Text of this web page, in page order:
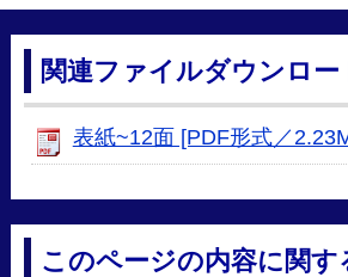
関連ファイルダウンロー
表紙~12面 [PDF形式／
このページの内容に関す